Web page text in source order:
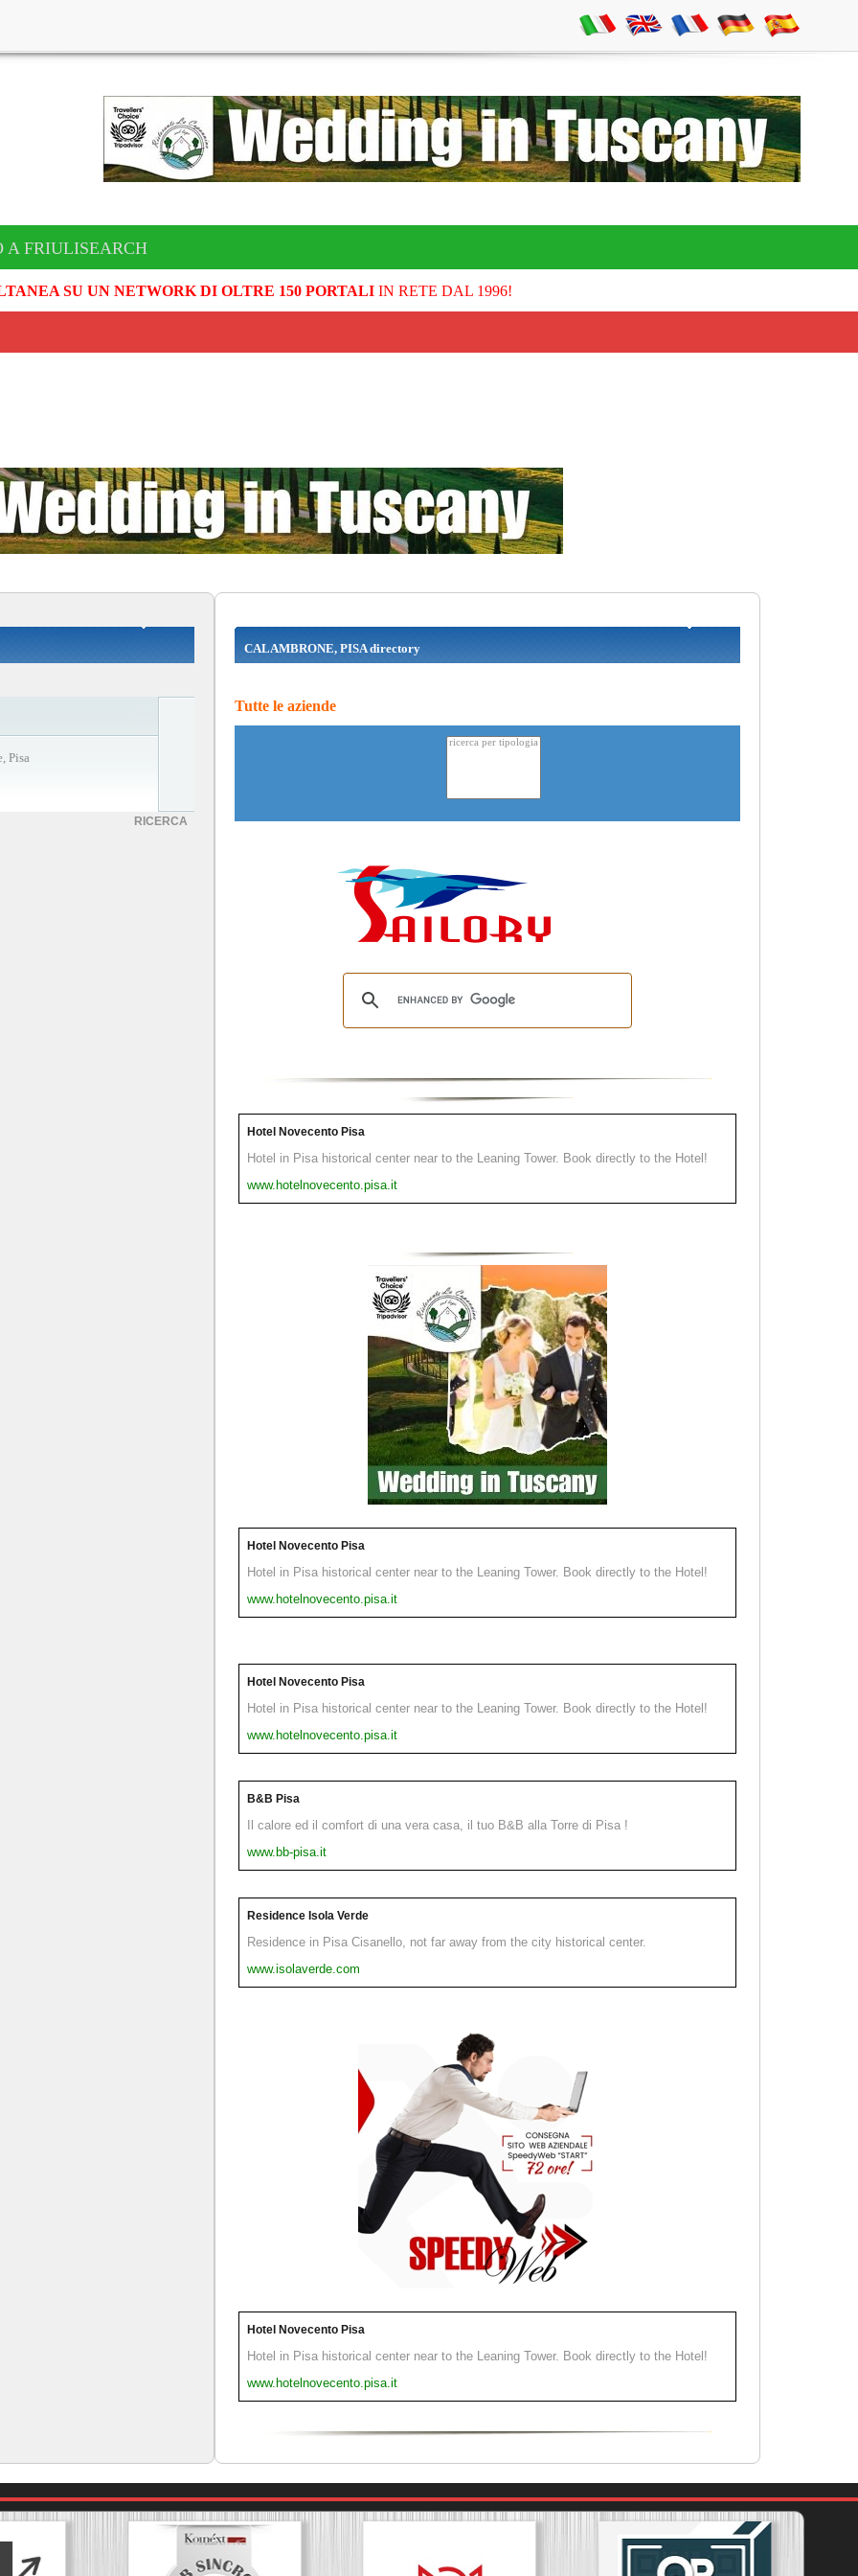
A FRIULISEARCH
SU UN NETWORK DI OLTRE 150 PORTALIIN RETE DAL 1996!
Pisa
RICERCA
CALAMBRONE, PISA directory
Tutte le aziende
Hotel Novecento Pisa
Hotel in Pisa historical center near to the Leaning Tower. Book directly to the Hotel!
www.hotelnovecento.pisa.it
Hotel Novecento Pisa
Hotel in Pisa historical center near to the Leaning Tower. Book directly to the Hotel!
www.hotelnovecento.pisa.it
Hotel Novecento Pisa
Hotel in Pisa historical center near to the Leaning Tower. Book directly to the Hotel!
www.hotelnovecento.pisa.it
B&B Pisa
Il calore ed il comfort di una vera casa, il tuo B&B alla Torre di Pisa !
www.bb-pisa.it
Residence Isola Verde
Residence in Pisa Cisanello, not far away from the city historical center.
www.isolaverde.com
Hotel Novecento Pisa
Hotel in Pisa historical center near to the Leaning Tower. Book directly to the Hotel!
www.hotelnovecento.pisa.it